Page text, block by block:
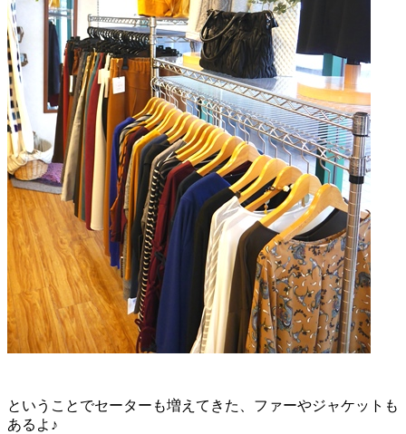
ということでセーターも増えてきた、ファーやジャケットも
あるよ♪